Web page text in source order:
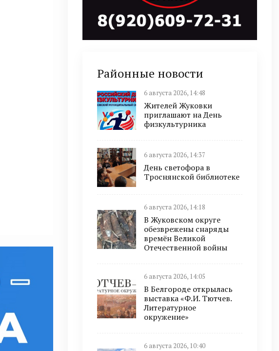
Районные новости
6 августа 2026, 14:48
Жителей Жуковки
приглашают на День
физкультурника
6 августа 2026, 14:37
День светофора в
Троснянской библиотеке
6 августа 2026, 14:18
В Жуковском округе
обезврежены снаряды
времён Великой
Отечественной войны
6 августа 2026, 14:05
В Белгороде открылась
выставка «Ф.И. Тютчев.
Литературное
окружение»
6 августа 2026, 10:40